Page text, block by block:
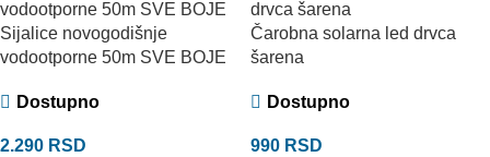
Sijalice novogodišnje
vodootporne 50m SVE BOJE
Dostupno
2.290 RSD
Čarobna solarna led drvca
šarena
Dostupno
990 RSD